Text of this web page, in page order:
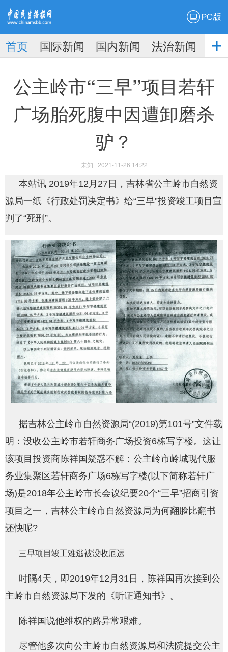
播
网
首页 国际新闻 国内新闻 法治新闻
社
公主岭市“三早”项目若轩
广场胎死腹中因遭卸磨杀
驴？
未知 2021-11-26 14:22
本站讯 2019年12月27日，吉林省公主岭市自然资
源局一纸《行政处罚决定书》给“三早”投资竣工项目宣
判了“死刑”。
据吉林公主岭市自然资源局“(2019)第101号”文件载
明：没收公主岭市若轩商务广场投资6栋写字楼。这让
该项目投资商陈祥国疑惑不解：公主岭市岭城现代服
务业集聚区若轩商务广场6栋写字楼(以下简称若轩广
场)是2018年公主岭市长会议纪要20个“三早”招商引资
项目之一，吉林公主岭市自然资源局为何翻脸比翻书
还快呢?
三早项目竣工难逃被没收厄运
时隔4天，即2019年12月31日，陈祥国再次接到公
主岭市自然资源局下发的《听证通知书》。
陈祥国说他维权的路异常艰难。
尽管他多次向公主岭市自然资源局和法院提交公主